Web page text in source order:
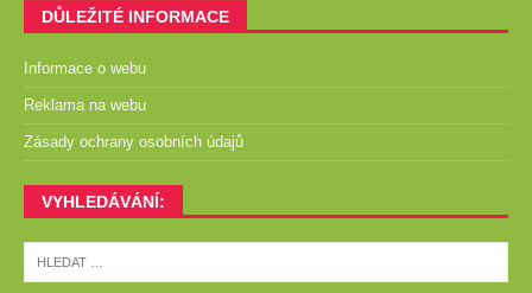
DŮLEŽITÉ INFORMACE
Informace o webu
Reklama na webu
Zásady ochrany osobních údajů
VYHLEDÁVÁNÍ: